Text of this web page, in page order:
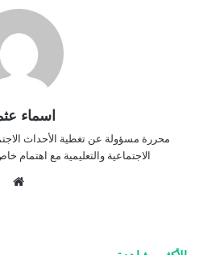
اسماء
محررة مسؤولة عن تغطية الأحداث
الاجتماعية والتعليمية مع اهتمام